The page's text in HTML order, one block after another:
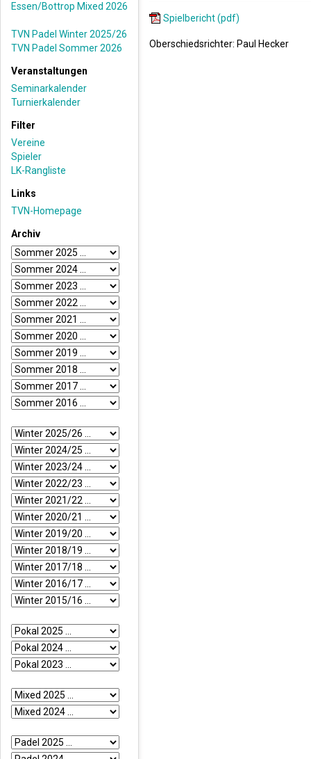
Essen/Bottrop Mixed 2026
TVN Padel Winter 2025/26
TVN Padel Sommer 2026
Veranstaltungen
Seminarkalender
Turnierkalender
Filter
Vereine
Spieler
LK-Rangliste
Links
TVN-Homepage
Archiv
Spielbericht (pdf)
Oberschiedsrichter: Paul Hecker